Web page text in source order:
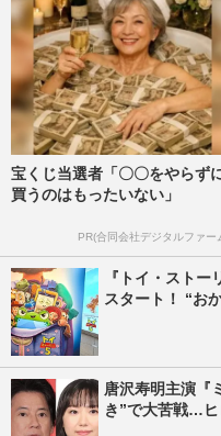
宝くじ当選者「〇〇をやらず
買うのはもったいない」
PR(合同会社デジタルファー
『トイ・スト
スタート！ “お
唐沢寿明主演『
き”で大苦戦…